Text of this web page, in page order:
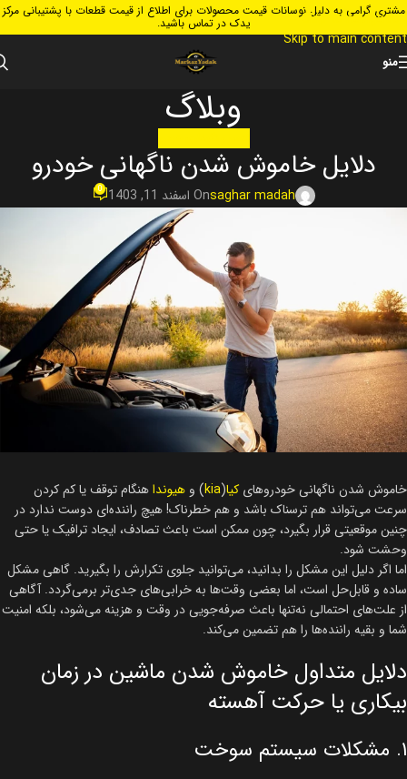
Skip to navigation
Skip to main content
مشتری گرامی به دلیل نوسانات قیمت محصولات برای اطلاع از قیمت قطعات با پشتیبانی مرکز
یدک در تماس باشید.
منو
وبلاگ
دلایل خاموش شدن ناگهانی خودرو
saghar madahOn اسفند 11, 1403 0
خاموش شدن ناگهانی خودروهای کیا(
kia) و هیونداهنگام توقف یا کم کردن
سرعت می‌تواند هم ترسناک باشد و هم خطرناک! هیچ راننده‌ای دوست ندارد در
چنین موقعیتی قرار بگیرد، چون ممکن است باعث تصادف، ایجاد ترافیک یا حتی
وحشت شود.
اما اگر دلیل این مشکل را بدانید، می‌توانید جلوی تکرارش را بگیرید. گاهی مشکل
ساده و قابل‌حل است، اما بعضی وقت‌ها به خرابی‌های جدی‌تر برمی‌گردد. آگاهی
از علت‌های احتمالی نه‌تنها باعث صرفه‌جویی در وقت و هزینه می‌شود، بلکه امنیت
شما و بقیه راننده‌ها را هم تضمین می‌کند.
دلایل متداول خاموش شدن ماشین در زمان
بیکاری یا حرکت آهسته
۱. مشکلات سیستم سوخت